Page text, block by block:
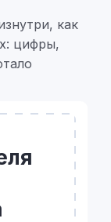
как
цифры,